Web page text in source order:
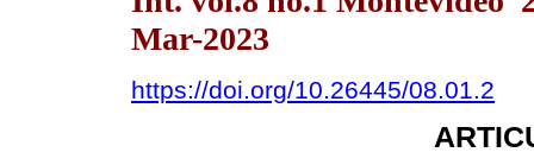
Mar-2023
https://doi.org/10.26445/08.01.2